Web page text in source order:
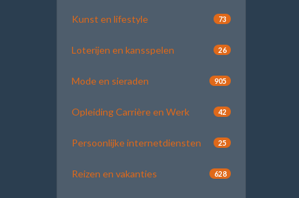
Kunst en lifestyle 73
Loterijen en kansspelen 26
Mode en sieraden 905
Opleiding Carrière en Werk 42
Persoonlijke internetdiensten 25
Reizen en vakanties 628